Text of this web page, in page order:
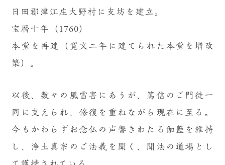
日田郡津江庄大野村に支坊を建立。
宝暦十年（1760）
本堂を再建（寛文二年に建てられた本堂を増改
築）。
以後、数々の風雪害にあうが、篤信のご門徒一
同に支えられ、修復を重ねながら現在に至る。
今もかわらずお念仏の声響きわたる伽藍を維持
し、浄土真宗のご法義を聞く、聞法の道場とし